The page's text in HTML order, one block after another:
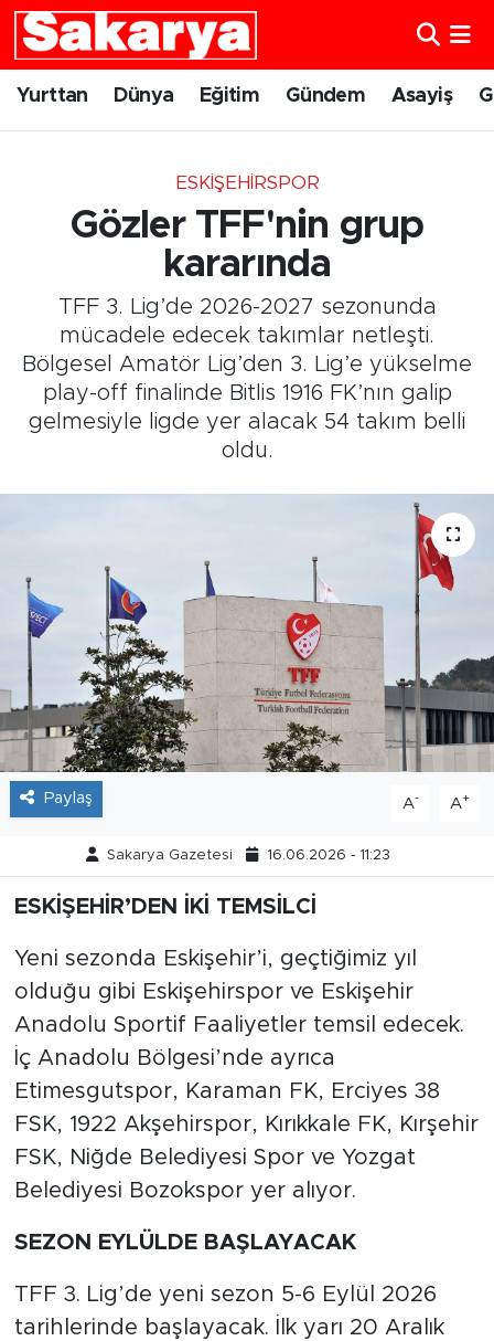
Yurttan Dünya Eğitim Gündem Asayiş
ESKIŞEHIRSPOR
Gözler TFF'nin grup
kararında
TFF 3. Lig’de 2026-2027 sezonunda
mücadele edecek takımlar netleşti.
Bölgesel Amatör Lig’den 3. Lig’e yükselme
play-off finalinde Bitlis 1916 FK’nın galip
gelmesiyle ligde yer alacak 54 takım belli
oldu.
Paylaş A- A+
Sakarya Gazetesi 16.06.2026 - 11:23
ESKİŞEHİR’DEN İKİ TEMSİLCİ
Yeni sezonda Eskişehir’i, geçtiğimiz yıl
olduğu gibi Eskişehirspor ve Eskişehir
Anadolu Sportif Faaliyetler temsil edecek.
İç Anadolu Bölgesi’nde ayrıca
Etimesgutspor, Karaman FK, Erciyes 38
FSK, 1922 Akşehirspor, Kırıkkale FK, Kırşehir
FSK, Niğde Belediyesi Spor ve Yozgat
Belediyesi Bozokspor yer alıyor.
SEZON EYLÜLDE BAŞLAYACAK
TFF 3. Lig’de yeni sezon 5-6 Eylül 2026
tarihlerinde başlayacak. İlk yarı 20 Aralık
Yurttan
Eskişehirspor
Spor
Sağlık
Resmi İlanlar
Söyleşi
Foto Şaka
Teknoloji
Politika
Eskişehir Nöbetçi Eczaneler
Eskişehir Namaz Vakitleri
Eskişehir Trafik Yoğunluk Haritası
Süper Lig Puan Durumu ve Fikstür
Tüm Manşetler
Son Dakika Haberleri